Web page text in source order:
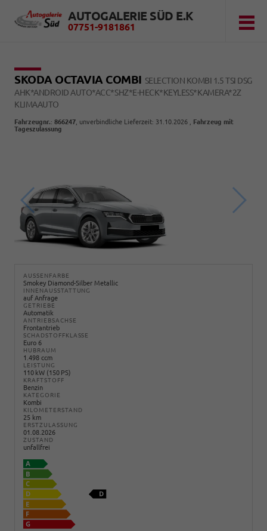
AUTOGALERIE SÜD E.K
07751-9181861
SKODA OCTAVIA COMBI SELECTION KOMBI 1.5 TSI DSG
AHK*ANDROID AUTO*ACC*SHZ*E-HECK*KEYLESS*KAMERA*2Z
KLIMAAUTO
Fahrzeugnr.: 866247 , unverbindliche Lieferzeit: 31.10.2026
Fahrzeug mit
Tageszulassung
AUSSENFARBE
Smokey Diamond-Silber Metallic
INNENAUSSTATTUNG
auf Anfrage
GETRIEBE
Automatik
ANTRIEBSACHSE
Frontantrieb
SCHADSTOFFKLASSE
Euro 6
HUBRAUM
1.498 ccm
LEISTUNG
110 kW (150 PS)
KRAFTSTOFF
Benzin
KATEGORIE
Kombi
KILOMETERSTAND
25 km
ERSTZULASSUNG
01.08.2026
ZUSTAND
unfallfrei